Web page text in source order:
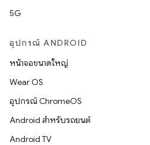
5G
อุปกรณ์ ANDROID
หน้าจอขนาดใหญ่
Wear OS
อุปกรณ์ ChromeOS
Android สำหรับรถยนต์
Android TV